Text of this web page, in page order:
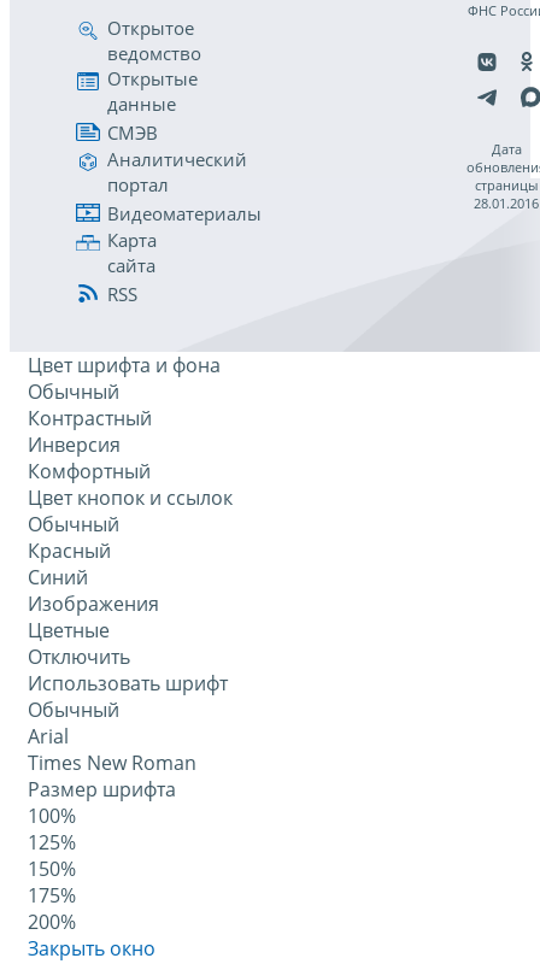
Открытое
ведомство
Открытые
данные
СМЭВ
Аналитический
портал
Видеоматериалы
Карта
сайта
RSS
ФНС
Дата
страницы
28.01.2016
Цвет шрифта и фона
Обычный
Контрастный
Инверсия
Комфортный
Цвет кнопок и ссылок
Обычный
Красный
Синий
Изображения
Цветные
Отключить
Использовать шрифт
Обычный
Arial
Times New Roman
Размер шрифта
100%
125%
150%
175%
200%
Закрыть окно